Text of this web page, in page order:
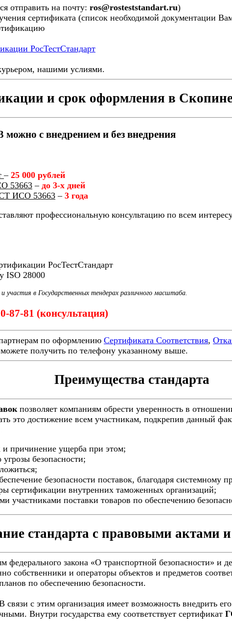
отправить на почту: ros@rosteststandart.ru)
сертификата (список необходимой документации
РосТестСтандарт
нашими услиями.
и срок оформления в
с внедрением и без внедрения
– 25 000 рублей
53663 – до 3-х дней
ИСО 53663 – 3 года
профессиональную консультацию по всем
РосТестСтандарт
ISO 28000
в Государственных тендерах различного масштаба.
87-81 (консультация)
по оформлению Сертификата Соответствия,
получить по телефону указанному выше.
Преимущества стандарта
позволяет компаниям обрести уверенность в
это достижение всем участникам, подкрепив данный
и причинение ущерба при этом;
безопасности;
безопасности поставок, благодаря системному
сертификации внутренних таможенных организаций;
участниками поставки товаров по обеспечению
стандарта с правовыми актами
федерального закона «О транспортной безопасности» и
собственники и операторы объектов и предметов
по обеспечению безопасности.
связи с этим организация имеет возможность внедрить
Внутри государства ему соответствует сертификат